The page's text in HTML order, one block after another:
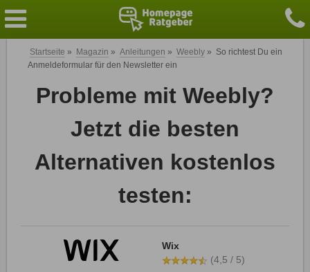
Startseite » Magazin » Anleitungen » Weebly » So richtest Du ein
Anmeldeformular für den Newsletter ein
Probleme mit Weebly?
Jetzt die besten
Alternativen kostenlos
testen:
Wix
(4,5 / 5)